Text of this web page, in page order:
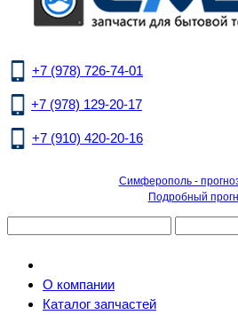
+7 (978) 726-74-01
+7 (978) 129-20-17
+7 (910) 420-20-16
Симферополь -
Подробный
О компании
Каталог запчастей